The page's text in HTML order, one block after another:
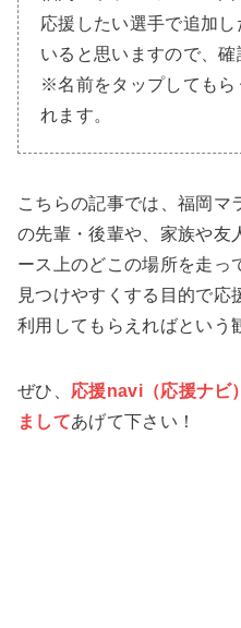
応援したい選手で追加
いると思いますので、確
※名前をタップしてもら
れます。
こちらの記事では、福岡マ
の先輩・後輩や、家族や友
ース上のどこの場所を走っ
見つけやすくする目的で応
利用してもらえればという
ぜひ、 応援navi（応援ナビ
ましてあげて下さい！